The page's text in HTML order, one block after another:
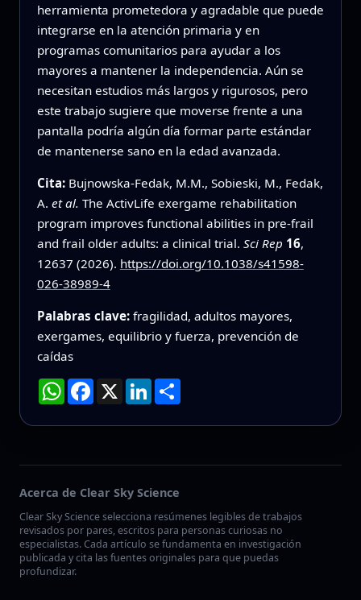
herramienta prometedora y agradable que puede
integrarse en la atención primaria y en
programas comunitarios para ayudar a los
mayores a mantener la independencia. Aún se
necesitan estudios más largos y rigurosos, pero
este trabajo sugiere que moverse frente a una
pantalla podría algún día formar parte estándar
de mantenerse sano en la edad avanzada.
Cita: Bujnowska-Fedak, M.M., Sobieski, M., Fedak,
A. et al. The ActivLife exergame rehabilitation
program improves functional abilities in pre-frail
and frail older adults: a clinical trial. Sci Rep 16,
12637 (2026). https://doi.org/10.1038/s41598-
026-38989-4
Palabras clave: fragilidad, adultos mayores,
exergames, equilibrio y fuerza, prevención de
caídas
WhatsApp
Facebook
X LinkedInCompartir
Acerca de Clear Sky Science
Clear Sky Science selecciona resúmenes legibles de trabajos
revisados por pares, escritos para personas curiosas no
especialistas. Cada artículo se fundamenta en investigación
publicada y cita las fuentes originales para que puedas
profundizar.